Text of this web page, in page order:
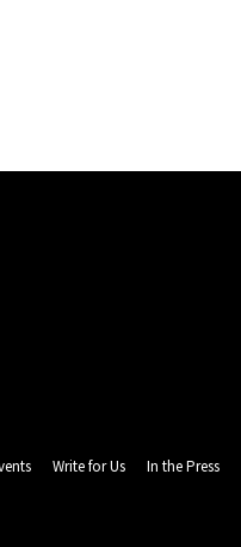
Write for Us In the Press